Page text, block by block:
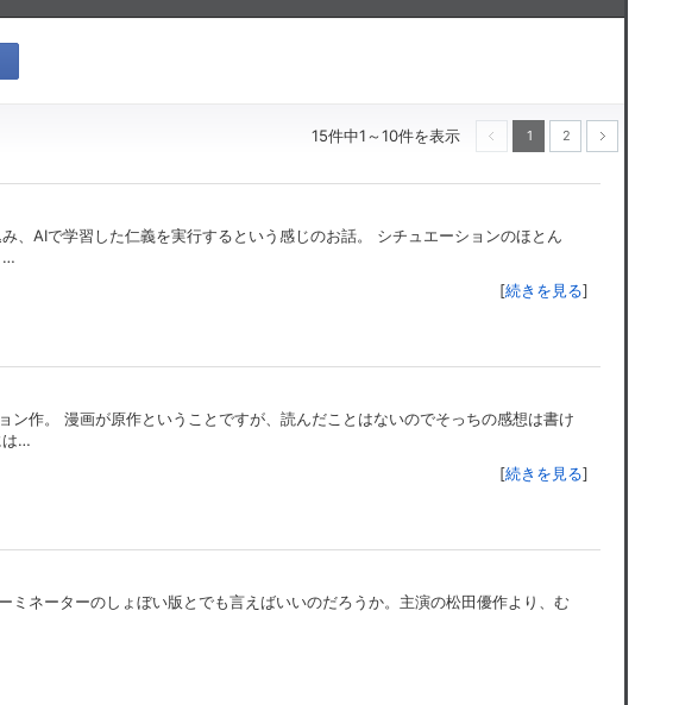
15件中1～10件を表示 1 2
、AIで学習した仁義を実行するという感じのお話。 シチュエーションのほとん
…
[続きを見る]
作。 漫画が原作ということですが、読んだことはないのでそっちの感想は書け
…
[続きを見る]
ネーターのしょぼい版とでも言えばいいのだろうか。主演の松田優作より、む